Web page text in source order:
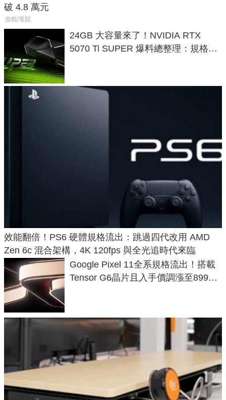
破 4.8 萬元
遊戲/電競
24GB 大容量來了！NVIDIA RTX
5070 Ti SUPER 爆料總整理：規格、
效能翻倍！PS6 硬體規格流出：跳過四代改用 AMD
Zen 6c 混合架構，4K 120fps 與全光追時代來臨
Google Pixel 11全系規格流出！搭載
Tensor G6晶片且入手價調漲至899美